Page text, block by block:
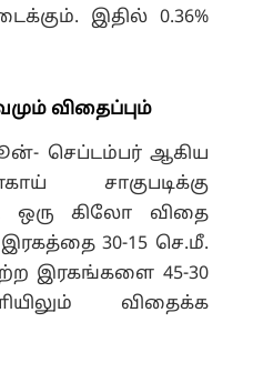
இதில் 0.36%
விதைப்பும்
செப்டம்பர் ஆகிய
சாகுபடிக்கு
ஒரு கிலோ விதை
30-15 செ.மீ.
இரகங்களை 45-30
விதைக்க